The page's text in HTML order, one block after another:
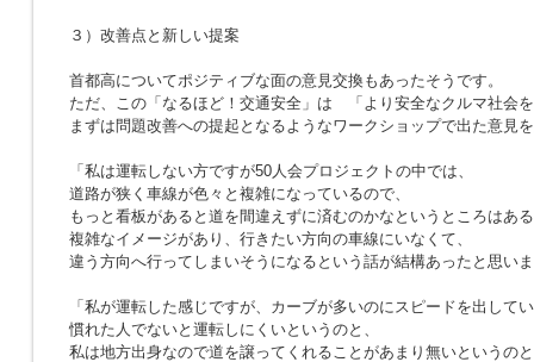
３）改善点と新しい提案
首都高についてポジティブな面の意見交換もあったそうです。
ただ、この「なるほど！交通安全」は 「より安全なクルマ社会
まずは問題改善への提起となるようなワークショップで出た意見
「私は運転しない方ですが50人会プロジェクトの中では、
道路が狭く車線が色々と複雑になっているので、
もっと看板があると道を間違えずに済むのかなというところはあ
複雑なイメージがあり、行きたい方向の車線にいなくて、
違う方向へ行ってしまいそうになるという話が結構あったと思い
「私が運転した感じですが、カーブが多いのにスピードを出して
慣れた人でないと運転しにくいというのと、
私は地方出身なので道を譲ってくれることがあまり無いというのと